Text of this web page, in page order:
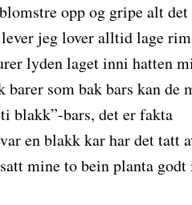
opp og gripe alt
lever jeg lover alltid lage rim
lyden laget inni hatten
barer som bak bars kan de
blakk”-bars, det er fakta
en blakk kar har det tatt
mine to bein planta